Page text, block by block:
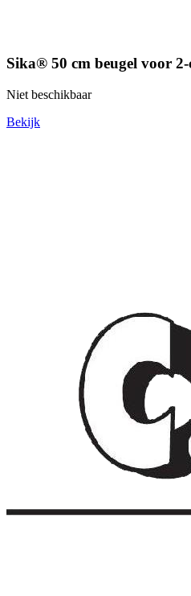
Sika® 50 cm beugel voor
Niet beschikbaar
Bekijk